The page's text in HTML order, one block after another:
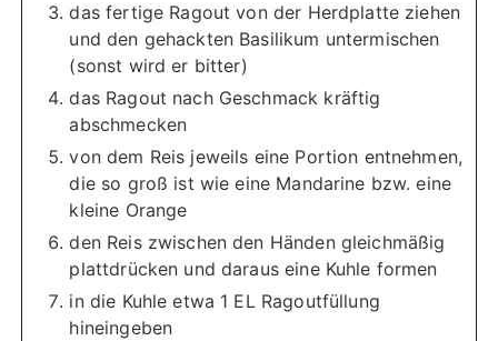
das fertige Ragout von der Herdplatte ziehen
und den gehackten Basilikum untermischen
(sonst wird er bitter)
das Ragout nach Geschmack kräftig
abschmecken
von dem Reis jeweils eine Portion entnehmen,
die so groß ist wie eine Mandarine bzw. eine
kleine Orange
den Reis zwischen den Händen gleichmäßig
plattdrücken und daraus eine Kuhle formen
in die Kuhle etwa 1 EL Ragoutfüllung
hineingeben